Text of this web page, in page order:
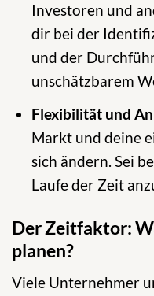
Investoren und
dir bei der
und der
unschätzbarem
Flexibilität und
Markt und deine
sich ändern. Sei
Laufe der Zeit
Der Zeitfaktor:
planen?
Viele Unternehmer